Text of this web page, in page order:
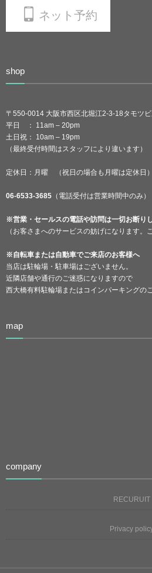
ネット予約
shop
〒550-0014 大阪市西区北堀江2-3-18タモツ
平日 ： 11am – 20pm
土日祝： 10am – 19pm
（最終受付時間はスタッフにより違います）
定休日：月曜 （祝日の場合も月曜は定休日）
06-6533-3685 （電話受付は営業時間中のみ）
※営業・セールスの電話や訪問は一切お断り
（お客さまへのサービスの妨げになります。
※自転車または自動車でご来店のお客様へ
当店は駐輪場・駐車場はございません。
近隣店舗や通行のご迷惑になりますので
西大橋有料駐輪場またはコインパーキングの
map
company
RECURUIT
Privacy